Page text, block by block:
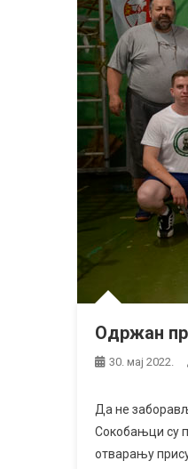
Одржан
30. мај 2022.
Да не
Сокобањци су
отварању